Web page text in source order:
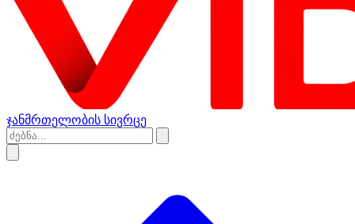
ჯანმრთელობის სივრცე